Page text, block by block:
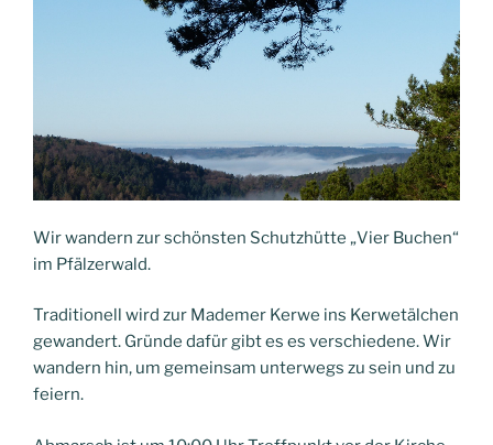
Wir wandern zur schönsten Schutzhütte „Vier Buchen“
im Pfälzerwald.
Traditionell wird zur Mademer Kerwe ins Kerwetälchen
gewandert. Gründe dafür gibt es es verschiedene. Wir
wandern hin, um gemeinsam unterwegs zu sein und zu
feiern.